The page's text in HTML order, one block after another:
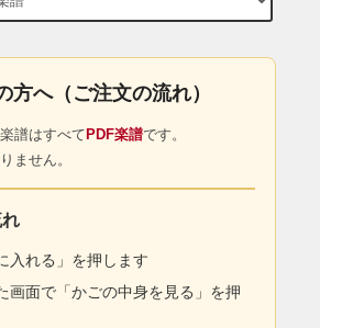
方へ（ご注文の流れ）
譜はすべてPDF楽譜です。
ません。
入れる」を押します
画面で「かごの中身を見る」を押